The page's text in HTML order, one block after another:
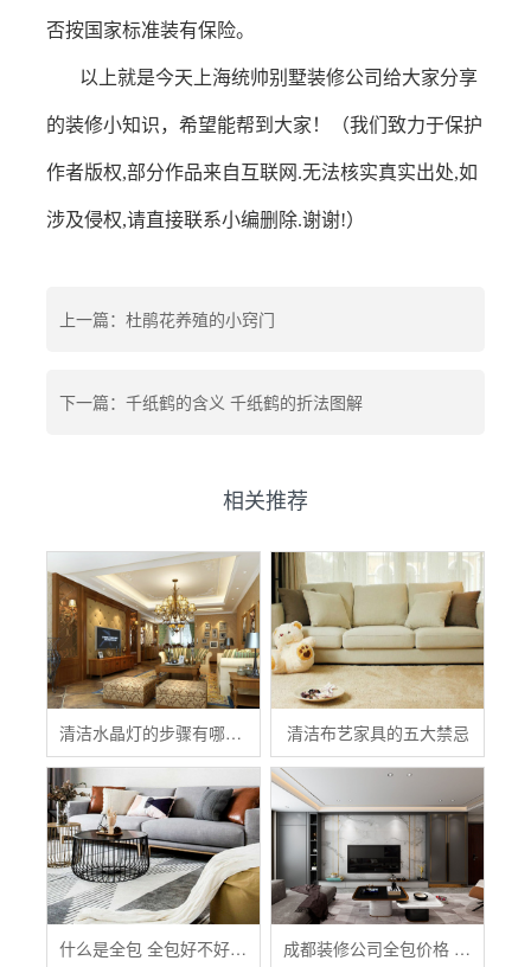
否按国家标准装有保险。
以上就是今天上海统帅别墅装修公司给大家分享
的装修小知识，希望能帮到大家！ （我们致力于保护
作者版权,部分作品来自互联网 .无法核实真实出处,如
涉及侵权,请直接联系小编删除.谢谢!）
上一篇：杜鹃花养殖的小窍门
下一篇：千纸鹤的含义 千纸鹤的折法图解
相关推荐
清洁水晶灯的步骤有哪些？ 清洁布艺家具的五大禁忌
什么是全包 全包好不好 全包装修注意事项有哪些 成都装修公司全包价格 成都全包装修多少钱一平